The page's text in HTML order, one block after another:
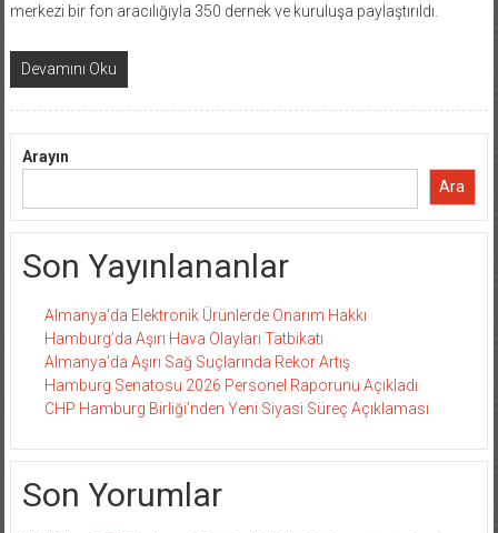
merkezi bir fon aracılığıyla 350 dernek ve kuruluşa paylaştırıldı.
Devamını Oku
Arayın
Ara
Son Yayınlananlar
Almanya’da Elektronik Ürünlerde Onarım Hakkı
Hamburg’da Aşırı Hava Olayları Tatbikatı
Almanya’da Aşırı Sağ Suçlarında Rekor Artış
Hamburg Senatosu 2026 Personel Raporunu Açıkladı
CHP Hamburg Birliği’nden Yeni Siyasi Süreç Açıklaması
Son Yorumlar